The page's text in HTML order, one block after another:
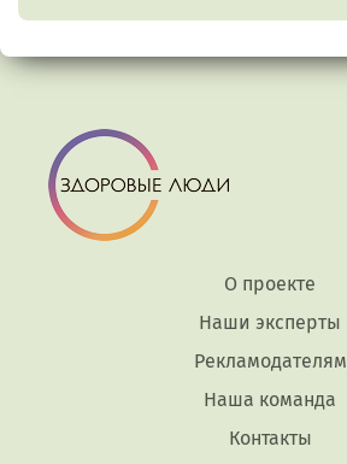
О проекте
Наши эксперты
Рекламодателям
Наша команда
Контакты